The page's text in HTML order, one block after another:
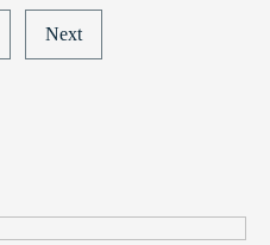
Next